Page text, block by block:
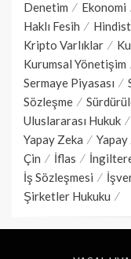
Denetim
Ekonomi
Haklı Fesih
Kripto Varlıklar
Kurumsal Yönetişim
Sermaye Piyasası
Sözleşme
Uluslararası Hukuk
Yapay Zeka
Yapay
Çin
İflas
İş Sözleşmesi
Şirketler Hukuku